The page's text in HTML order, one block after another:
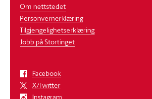
Om nettstedet
Personvernerklæring
Tilgjengelighetserklæring
Jobb på Stortinget
Facebook
X/Twitter
Instagram